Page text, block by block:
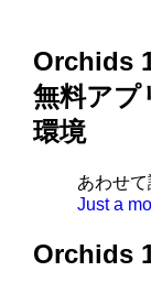
Orchids
無料アプ
環境
あわせ
Just a
Orchids